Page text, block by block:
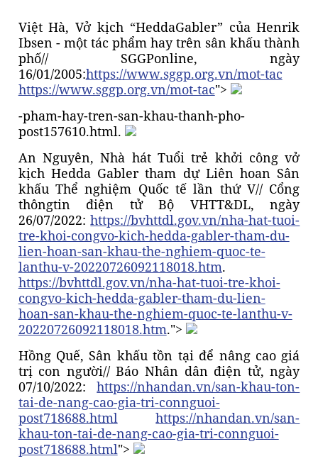
Việt Hà, Vở kịch “HeddaGabler” của Henrik
Ibsen - một tác phẩm hay trên sân khấu thành
phố// SGGPonline, ngày
16/01/2005:https://www.sggp.org.vn/mot-tac
https://www.sggp.org.vn/mot-tac">
-pham-hay-tren-san-khau-thanh-pho-
post157610.html.
An Nguyên, Nhà hát Tuổi trẻ khởi công vở
kịch Hedda Gabler tham dự Liên hoan Sân
khấu Thể nghiệm Quốc tế lần thứ V// Cổng
thôngtin điện tử Bộ VHTT&DL, ngày
26/07/2022:https://bvhttdl.gov.vn/nha-hat-tuoi-
tre-khoi-congvo-kich-hedda-gabler-tham-du-
lien-hoan-san-khau-the-nghiem-quoc-te-
lanthu-v-20220726092118018.htm.
https://bvhttdl.gov.vn/nha-hat-tuoi-tre-khoi-
congvo-kich-hedda-gabler-tham-du-lien-
hoan-san-khau-the-nghiem-quoc-te-lanthu-v-
20220726092118018.htm.">
Hồng Quế, Sân khấu tồn tại để nâng cao giá
trị con người// Báo Nhân dân điện tử, ngày
07/10/2022:https://nhandan.vn/san-khau-ton-
tai-de-nang-cao-gia-tri-connguoi-
post718688.html
https://nhandan.vn/san-
khau-ton-tai-de-nang-cao-gia-tri-connguoi-
post718688.html">